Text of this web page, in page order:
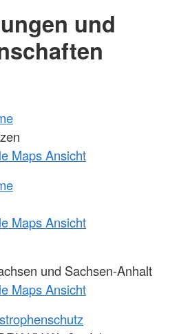
und
Maps Ansicht
Maps Ansicht
und Sachsen-Anhalt
Maps Ansicht